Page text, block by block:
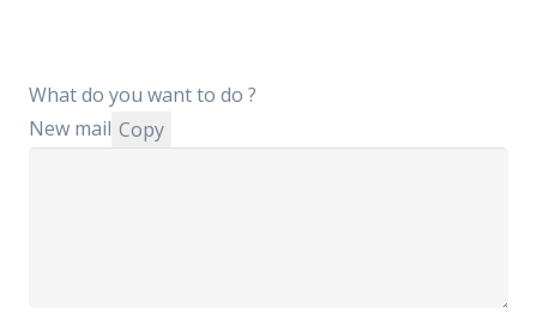
What do you want to do ?
New mail Copy